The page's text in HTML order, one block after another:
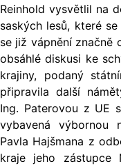
Reinhold vysvětlil na
saských lesů, které
se již vápnění značně
obsáhlé diskusi ke
krajiny, podaný
připravila další
Ing. Paterovou z UE
vybavená výbornou
Pavla Hajšmana z
kraje jeho zástupce